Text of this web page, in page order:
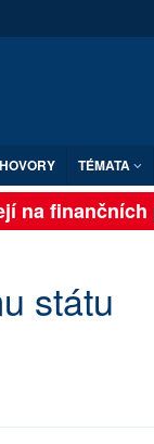
TÉMATA
na finančních
státu